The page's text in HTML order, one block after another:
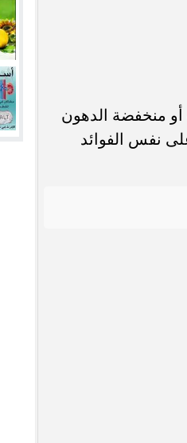
أو منخفضة الدهون
نفس الفوائد